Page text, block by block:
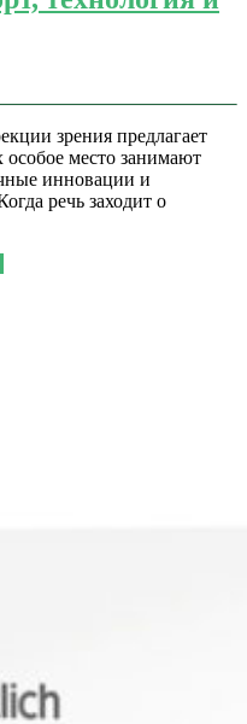
зрения предлагает
место занимают
инновации и
речь заходит о